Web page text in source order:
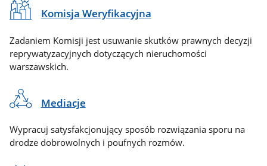
Komisja Weryfikacyjna
Zadaniem Komisji jest usuwanie skutków prawnych decyzji
reprywatyzacyjnych dotyczących nieruchomości
warszawskich.
Mediacje
Wypracuj satysfakcjonujący sposób rozwiązania sporu na
drodze dobrowolnych i poufnych rozmów.